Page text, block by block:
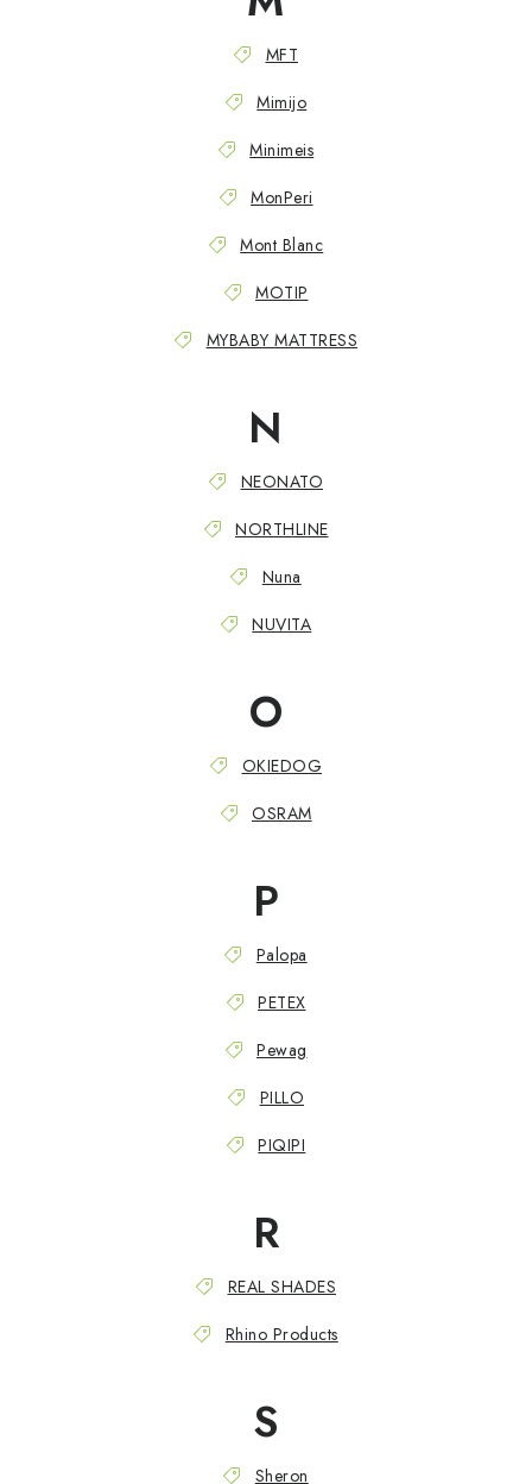
MFT
Mimijo
Minimeis
MonPeri
Mont Blanc
MOTIP
MYBABY MATTRESS
N
NEONATO
NORTHLINE
Nuna
NUVITA
O
OKIEDOG
OSRAM
P
Palopa
PETEX
Pewag
PILLO
PIQIPI
R
REAL SHADES
Rhino Products
S
Sheron